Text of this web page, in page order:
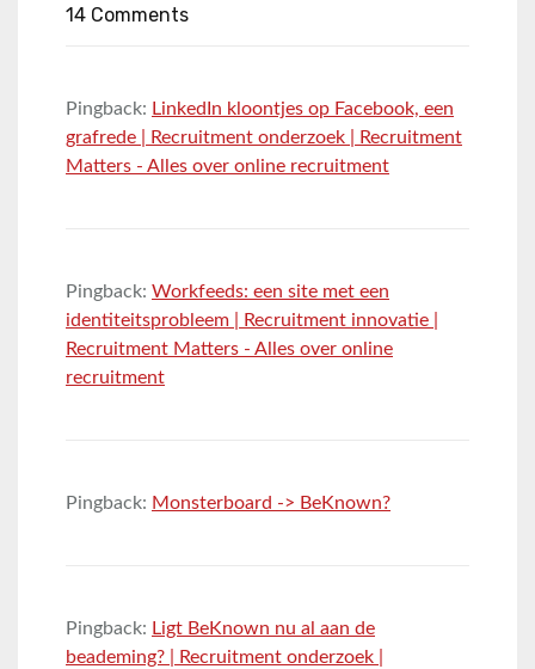
14 Comments
Pingback: LinkedIn kloontjes op Facebook, een
grafrede | Recruitment onderzoek | Recruitment
Matters - Alles over online recruitment
Pingback: Workfeeds: een site met een
identiteitsprobleem | Recruitment innovatie |
Recruitment Matters - Alles over online
recruitment
Pingback: Monsterboard -> BeKnown?
Pingback: Ligt BeKnown nu al aan de
beademing? | Recruitment onderzoek |